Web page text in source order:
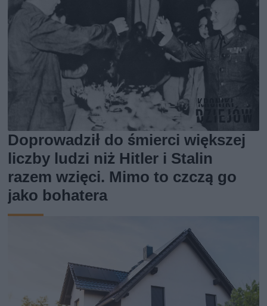
Doprowadził do śmierci większej
liczby ludzi niż Hitler i Stalin
razem wzięci. Mimo to czczą go
jako bohatera